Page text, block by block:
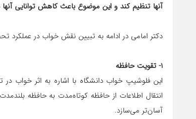
آنها تنظیم کند و این موضوع باعث کاهش توانایی
دکتر امامی در ادامه به تبیین نقش خواب در عملکرد
1- تقویت حافظه
این فلوشیپ خواب دانشگاه با اشاره به اثر خواب
انتقال اطلاعات از حافظه کوتاه‌مدت به حافظه
آسان‌تر می‌سازد.